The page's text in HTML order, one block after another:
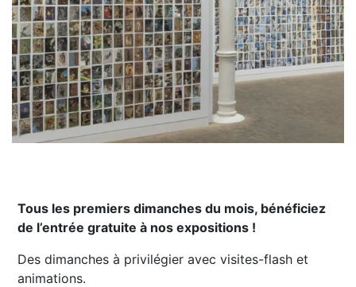
Tous les premiers dimanches du mois, bénéficiez
de l’entrée gratuite à nos expositions !
Des dimanches à privilégier avec visites-flash et
animations.